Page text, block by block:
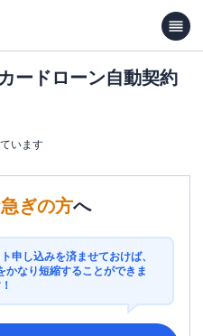
ードローン自動契約
います
ぎの方へ
申し込みを済ませておけば、
かなり短縮することができま